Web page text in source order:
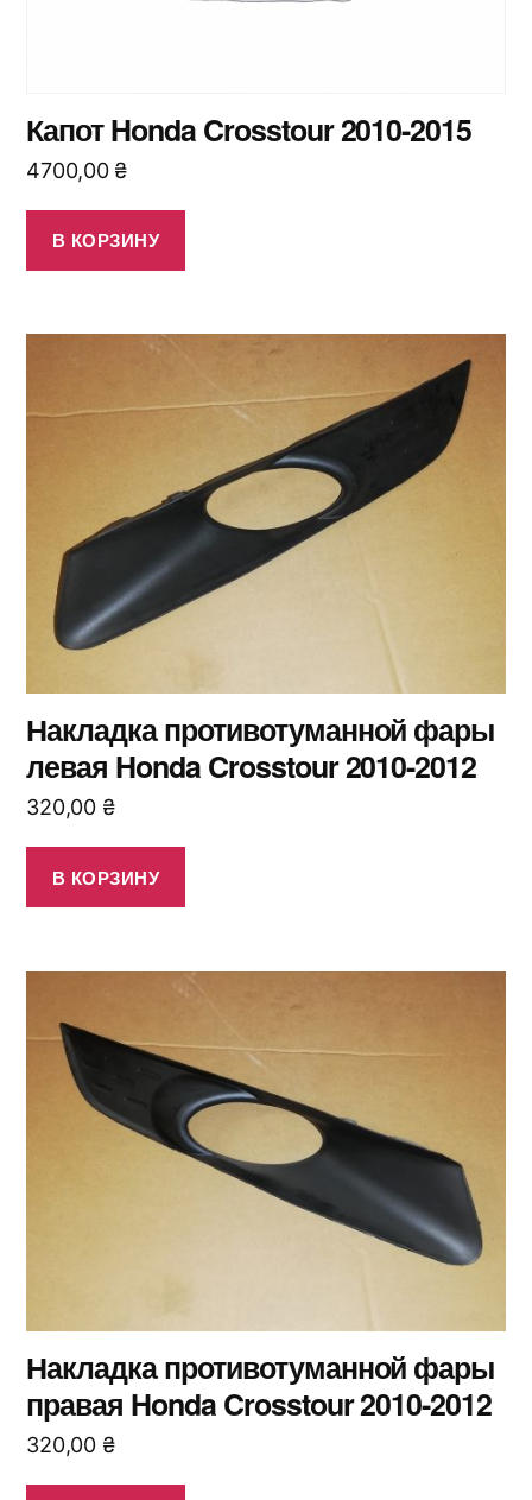
Капот Honda Crosstour 2010-2015
4700,00 ₴
В КОРЗИНУ
Накладка противотуманной фары
левая Honda Crosstour 2010-2012
320,00 ₴
В КОРЗИНУ
Накладка противотуманной фары
правая Honda Crosstour 2010-2012
320,00 ₴